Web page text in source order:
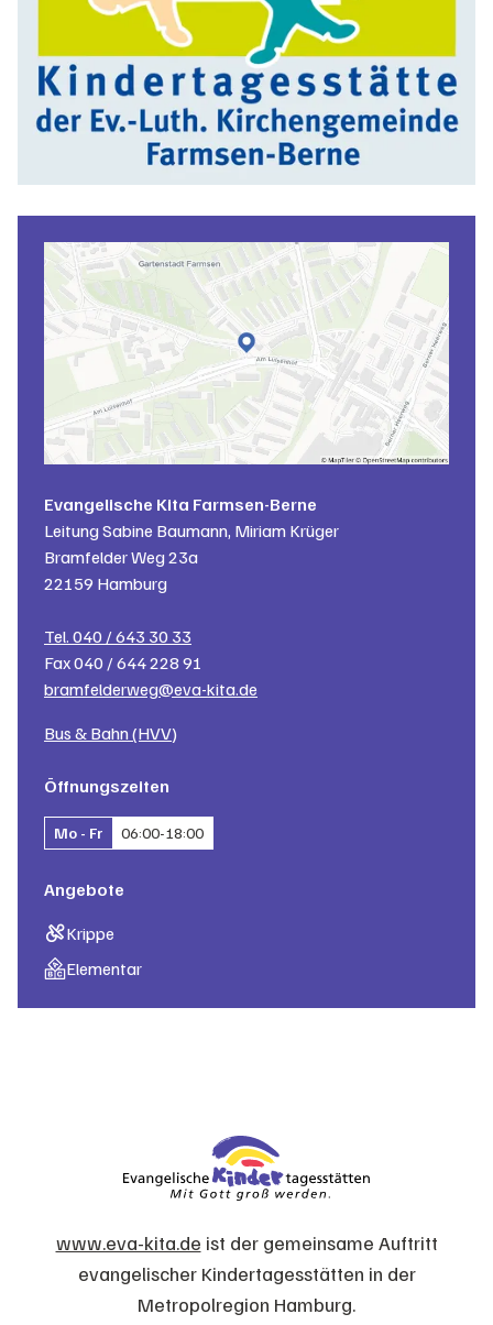
Evangelische Kita Farmsen-Berne
LeitungSabine Baumann, Miriam Krüger
Bramfelder Weg 23a
22159 Hamburg
Tel. 040 / 643 30 33
Fax040 / 644 228 91
bramfelderweg@eva-kita.de
Bus & Bahn (HVV)
Öffnungszeiten
Mo - Fr 06:00-18:00
Angebote
Krippe
Elementar
www.eva-kita.de ist der gemeinsame Auftritt
evangelischer Kindertagesstätten in der
Metropolregion Hamburg.